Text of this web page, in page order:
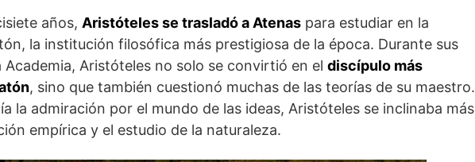
años, Aristóteles se trasladó a Atenas para estudiar en la
la institución filosófica más prestigiosa de la época. Durante sus
Academia, Aristóteles no solo se convirtió en el discípulo más
, sino que también cuestionó muchas de las teorías de su maestro.
la admiración por el mundo de las ideas, Aristóteles se inclinaba más
empírica y el estudio de la naturaleza.